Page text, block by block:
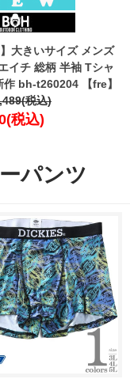
】大きいサイズ メンズ
イチ 総柄 半袖 Tシャ
作 bh-t260204 【fre】
税込)
税込)
パンツ